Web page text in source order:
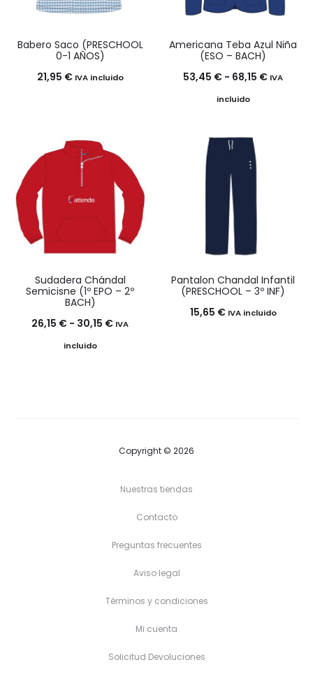
Babero Saco (PRESCHOOL
0-1 AÑOS)
21,95 € IVA incluido
Americana Teba Azul Niña
(ESO – BACH)
53,45 € - 68,15 €Rango
IVA
incluido
Sudadera Chándal
Semicisne (1º EPO – 2º
BACH)
26,15 € - 30,15 €Rango
30,15 €
IVA
incluido
Pantalon Chandal Infantil
(PRESCHOOL – 3º INF)
15,65 € IVA incluido
Copyright © 2026
Nuestras tiendas
Contacto
Preguntas frecuentes
Aviso legal
Términos y condiciones
Mi cuenta
Solicitud Devoluciones